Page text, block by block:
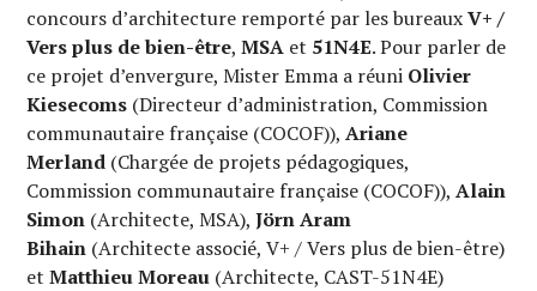
concours d’architecture remporté par les bureauxV+ /
Vers plus de bien-être,MSA et 51N4E. Pour parler de
ce projet d’envergure, Mister Emma a réuni Olivier
Kiesecoms (Directeur d’administration, Commission
communautaire française (COCOF)),Ariane
Merland (Chargée de projets pédagogiques,
Commission communautaire française (COCOF)),Alain
Simon (Architecte, MSA),Jörn Aram
Bihain (Architecte associé, V+ / Vers plus de bien-être)
etMatthieu Moreau (Architecte, CAST-51N4E)